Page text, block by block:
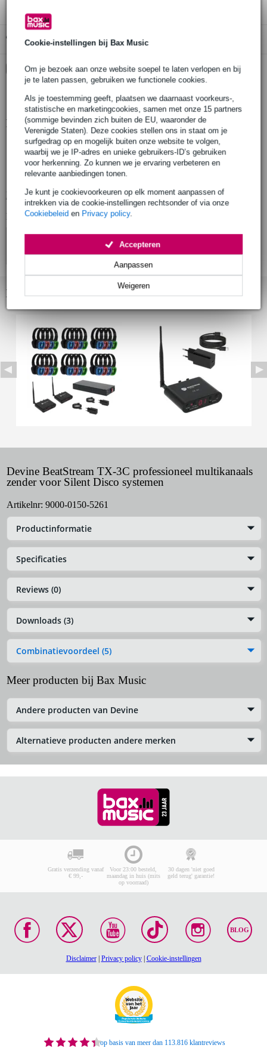
Cookie-instellingen bij Bax Music
Om je bezoek aan onze website soepel te laten verlopen en bij
je te laten passen, gebruiken we functionele cookies.
Als je toestemming geeft, plaatsen we daarnaast voorkeurs-,
statistische en marketingcookies, samen met onze 15 partners
(sommige bevinden zich buiten de EU, waaronder de
Verenigde Staten). Deze cookies stellen ons in staat om je
surfgedrag op en mogelijk buiten onze website te volgen,
waarbij we je IP-adres en unieke gebruikers-ID’s gebruiken
voor herkenning. Zo kunnen we je ervaring verbeteren en
relevante aanbiedingen tonen.
Je kunt je cookievoorkeuren op elk moment aanpassen of
intrekken via de cookie-instellingen rechtsonder of via onze
Cookiebeleid en Privacy policy.
Weigeren
Aanpassen
Accepteren
Gratis ophalen in de winkel
Kies nu voor 2 jaar extra Bax Music garantie en meer
voordelen
€ 10,95 eenmalig
Productinformatie
modulatie: UHF
bereik: max. 300 m (open veld)
zendfrequentie: 863 - 865 MHz
Bekijk alle productspecificaties
Bekijk ook eens (3)
Bekijk ook eens (2)
Devine BeatStream TX-3C professioneel multikanaals
zender voor Silent Disco systemen
Artikelnr: 9000-0150-5261
Productinformatie
Specificaties
Reviews (0)
Downloads (3)
Combinatievoordeel (5)
Meer producten bij Bax Music
Andere producten van Devine
Alternatieve producten andere merken
Gratis verzending vanaf
€ 99,-
Voor 23:00 besteld,
maandag in huis (mits
op voorraad)
30 dagen 'niet goed
geld terug' garantie!
BLOG
Disclaimer| Privacy policy| Cookie-instellingen
op basis van meer dan 113.816 klantreviews